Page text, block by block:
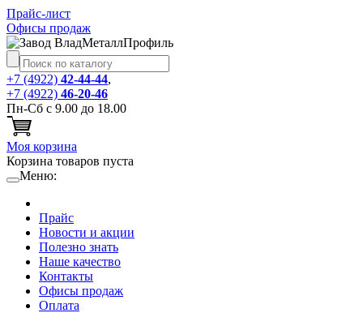
Прайс-лист
Офисы продаж
+7 (4922) 42-44-44,
+7 (4922) 46-20-46
Пн-Сб с 9.00 до 18.00
Моя корзина
Корзина товаров пуста
Меню:
Прайс
Новости и акции
Полезно знать
Наше качество
Контакты
Офисы продаж
Оплата